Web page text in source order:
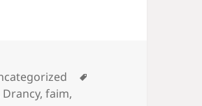
Drancy,faim,